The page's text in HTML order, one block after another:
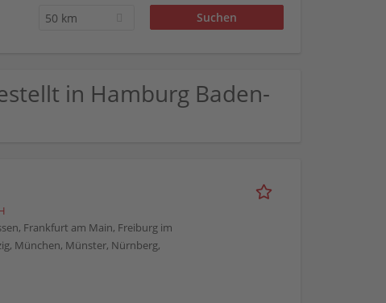
50 km
in Hamburg Baden-
Frankfurt am Main, Freiburg im
München, Münster, Nürnberg,